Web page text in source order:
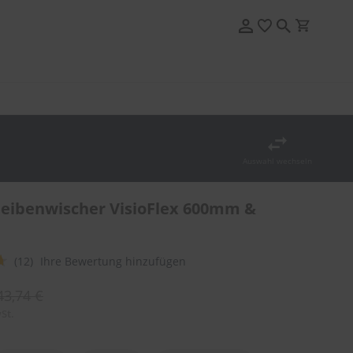
VisioFlex 600mm &
(12) Ihre Bewertung hinzufügen